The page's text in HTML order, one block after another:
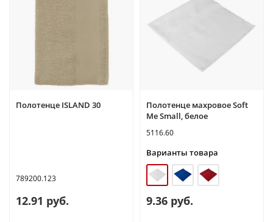
Полотенце ISLAND 30
789200.123
12.91 руб.
Полотенце махровое Soft
Me Small, белое
5116.60
Варианты товара
9.36 руб.